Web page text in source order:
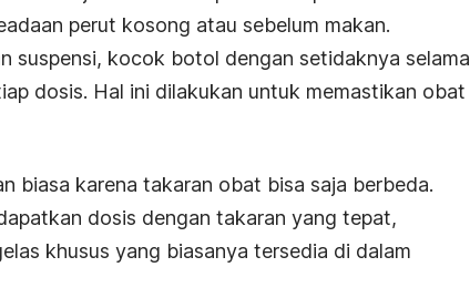
perut kosong atau sebelum makan.
suspensi, kocok botol dengan setidaknya selama
dosis. Hal ini dilakukan untuk memastikan obat
biasa karena takaran obat bisa saja berbeda.
dosis dengan takaran yang tepat,
khusus yang biasanya tersedia di dalam